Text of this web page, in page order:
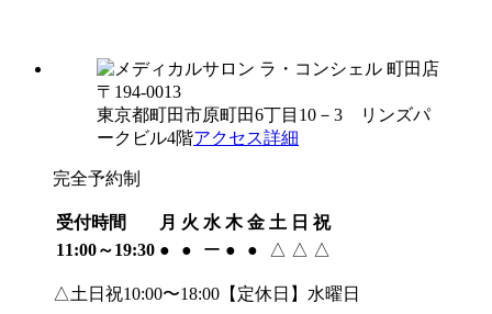
〒194-0013
東京都町田市原町田6丁目10－3 リンズパ
ークビル4階アクセス詳細
完全予約制
受付時間 月 火 水 木 金 土 日 祝
11:00～19:30 ● ● ー ● ● △ △ △
△土日祝10:00〜18:00【定休日】水曜日